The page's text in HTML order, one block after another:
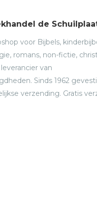
de
voor Bijbels,
romans, non-fictie,
van
Sinds 1962
verzending. Gratis